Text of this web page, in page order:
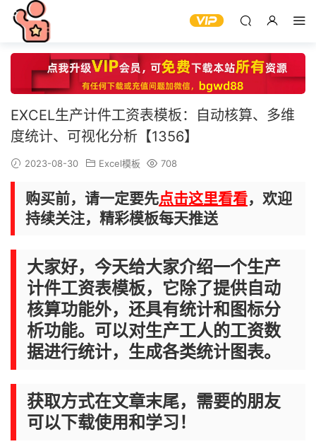
EXCEL生产计件工资表模板：自动核算、多维
度统计、可视化分析【1356】
2023-08-30 Excel模板 708
购买前，请一定要先点击这里看看，欢迎
持续关注，精彩模板每天推送
大家好，今天给大家介绍一个生产
计件工资表模板，它除了提供自动
核算功能外，还具有统计和图标分
析功能。可以对生产工人的工资数
据进行统计，生成各类统计图表。
获取方式在文章末尾，需要的朋友
可以下载使用和学习！